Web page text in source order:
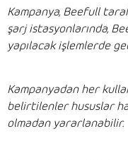
Kampanya, Beefull
şarj istasyonlarında,
yapılacak işlemlerde
Kampanyadan her
belirtilenler hususlar
olmadan yararlanabilir.